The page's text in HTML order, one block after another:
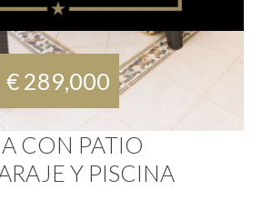
€ 289,000
CON PATIO
Y PISCINA